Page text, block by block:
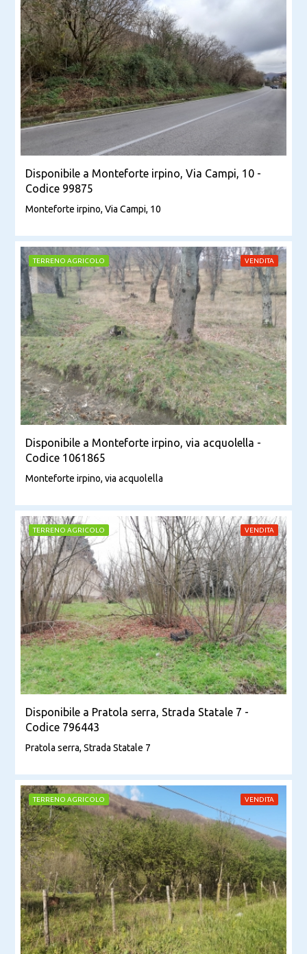
Disponibile a Monteforte irpino, Via Campi, 10 -
Codice 99875
Monteforte irpino, Via Campi, 10
TERRENO AGRICOLO VENDITA
Disponibile a Monteforte irpino, via acquolella -
Codice 1061865
Monteforte irpino, via acquolella
TERRENO AGRICOLO VENDITA
Disponibile a Pratola serra, Strada Statale 7 -
Codice 796443
Pratola serra, Strada Statale 7
TERRENO AGRICOLO VENDITA